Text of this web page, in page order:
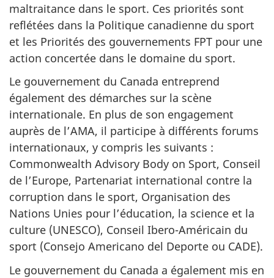
maltraitance dans le sport. Ces priorités sont
reflétées dans la Politique canadienne du sport
et les Priorités des gouvernements FPT pour une
action concertée dans le domaine du sport.
Le gouvernement du Canada entreprend
également des démarches sur la scène
internationale. En plus de son engagement
auprès de l’AMA, il participe à différents forums
internationaux, y compris les suivants :
Commonwealth Advisory Body on Sport, Conseil
de l’Europe, Partenariat international contre la
corruption dans le sport, Organisation des
Nations Unies pour l’éducation, la science et la
culture (UNESCO), Conseil Ibero-Américain du
sport (Consejo Americano del Deporte ou CADE).
Le gouvernement du Canada a également mis en